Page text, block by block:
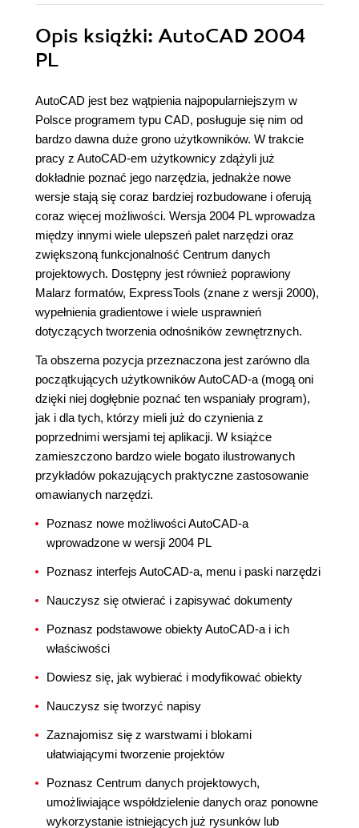
Opis książki: AutoCAD 2004
PL
AutoCAD jest bez wątpienia najpopularniejszym w
Polsce programem typu CAD, posługuje się nim od
bardzo dawna duże grono użytkowników. W trakcie
pracy z AutoCAD-em użytkownicy zdążyli już
dokładnie poznać jego narzędzia, jednakże nowe
wersje stają się coraz bardziej rozbudowane i oferują
coraz więcej możliwości. Wersja 2004 PL wprowadza
między innymi wiele ulepszeń palet narzędzi oraz
zwiększoną funkcjonalność Centrum danych
projektowych. Dostępny jest również poprawiony
Malarz formatów, ExpressTools (znane z wersji 2000),
wypełnienia gradientowe i wiele usprawnień
dotyczących tworzenia odnośników zewnętrznych.
Ta obszerna pozycja przeznaczona jest zarówno dla
początkujących użytkowników AutoCAD-a (mogą oni
dzięki niej dogłębnie poznać ten wspaniały program),
jak i dla tych, którzy mieli już do czynienia z
poprzednimi wersjami tej aplikacji. W książce
zamieszczono bardzo wiele bogato ilustrowanych
przykładów pokazujących praktyczne zastosowanie
omawianych narzędzi.
Poznasz nowe możliwości AutoCAD-a
wprowadzone w wersji 2004 PL
Poznasz interfejs AutoCAD-a, menu i paski narzędzi
Nauczysz się otwierać i zapisywać dokumenty
Poznasz podstawowe obiekty AutoCAD-a i ich
właściwości
Dowiesz się, jak wybierać i modyfikować obiekty
Nauczysz się tworzyć napisy
Zaznajomisz się z warstwami i blokami
ułatwiającymi tworzenie projektów
Poznasz Centrum danych projektowych,
umożliwiające współdzielenie danych oraz ponowne
wykorzystanie istniejących już rysunków lub